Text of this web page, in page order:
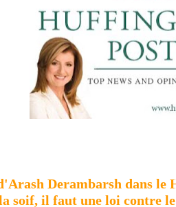
Derambarsh dans le
soif, il faut une loi contre